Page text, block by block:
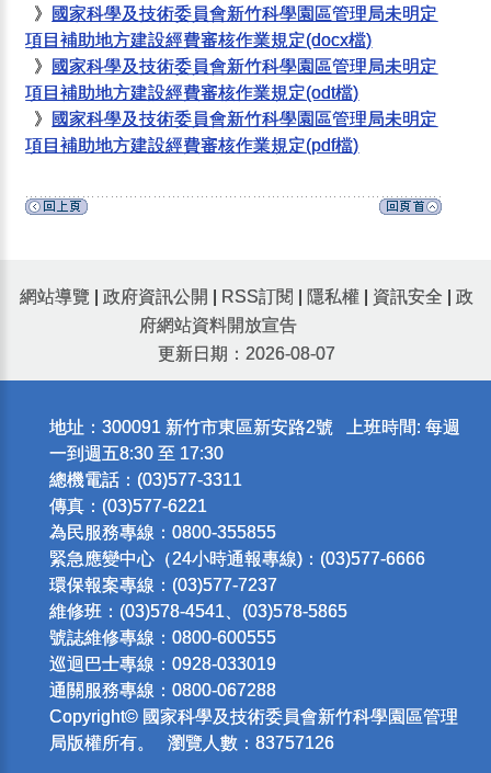
》 國家科學及技術委員會新竹科學園區管理局未明定
項目補助地方建設經費審核作業規定(docx檔)
》 國家科學及技術委員會新竹科學園區管理局未明定
項目補助地方建設經費審核作業規定(odt檔)
》 國家科學及技術委員會新竹科學園區管理局未明定
項目補助地方建設經費審核作業規定(pdf檔)
網站導覽 政府資訊公開 RSS訂閱 隱私權 資訊安全
政
府網站資料開放宣告
更新日期：2026-08-07
地址：300091 新竹市東區新安路2號 上班時間: 每週
一到週五8:30 至 17:30
總機電話：(03)577-3311
傳真：(03)577-6221
為民服務專線：0800-355855
緊急應變中心（24小時通報專線)：(03)577-6666
環保報案專線：(03)577-7237
維修班：(03)578-4541、(03)578-5865
號誌維修專線：0800-600555
巡迴巴士專線：0928-033019
通關服務專線：0800-067288
Copyright© 國家科學及技術委員會新竹科學園區管理
局版權所有。 瀏覽人數：83757126